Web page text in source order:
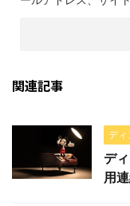
関連記事
ディ
デ
用